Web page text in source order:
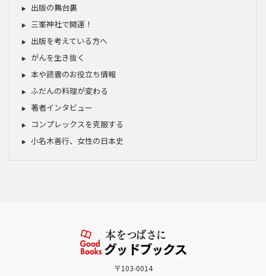
出版の舞台裏
三峯神社で開運！
出版を考えている方へ
がんを生き抜く
本や読書のお役立ち情報
ふだんの料理が変わる
著者インタビュー
コンプレックスを克服する
小名木善行、女性の日本史
〒103-0014